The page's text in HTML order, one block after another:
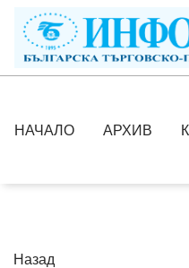
НАЧАЛО АРХИВ
Назад